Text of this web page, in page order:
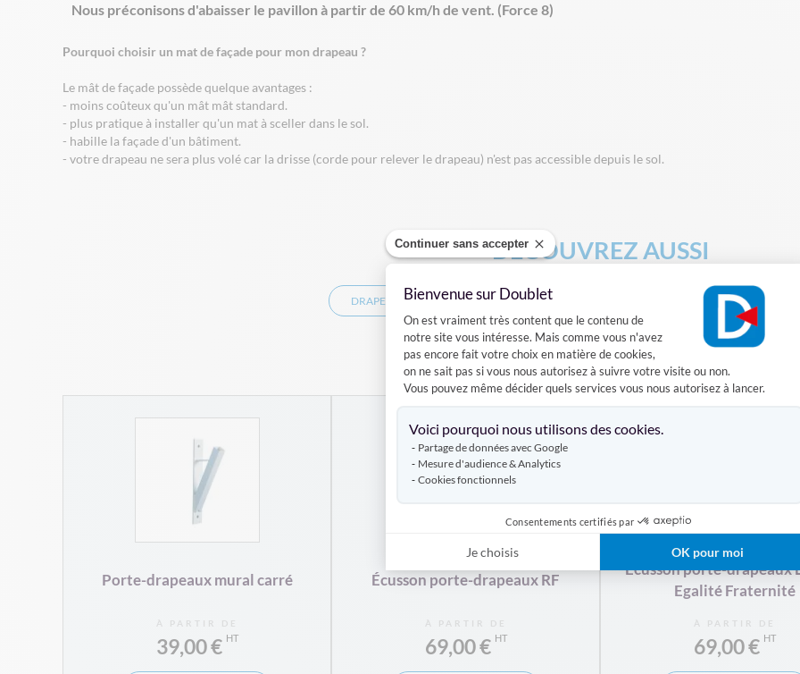
Continuer sans accepter
Bienvenue sur Doublet
Plateforme de Gestion du Consentement
On est vraiment très content que le contenu de
notre site vous intéresse. Mais comme vous n'avez
pas encore fait votre choix en matière de cookies,
on ne sait pas si vous nous autorisez à suivre votre visite ou non.
Vous pouvez même décider quels services vous nous autorisez à lancer.
Voici pourquoi nous utilisons des cookies.
Partage de données avec Google
Mesure d'audience & Analytics
Cookies fonctionnels
Consentements certifiés par
Je choisis OK pour moi
Nous préconisons d'abaisser le pavillon à partir de 60 km/h de vent. (Force 8)
Pourquoi choisir un mat de façade pour mon drapeau ?
Le mât de façade possède quelque avantages :
- moins coûteux qu'un mât mât standard.
- plus pratique à installer qu'un mat à sceller dans le sol.
- habille la façade d'un bâtiment.
- votre drapeau ne sera plus volé car la drisse (corde pour relever le drapeau) n'est pas accessible depuis le sol.
DÉCOUVREZ AUSSI
DRAPEAU DE SUPPORTERS MÂT TÉLÉSCOPIQUE POUR DRAPEAU MAT
Produits similaires
Porte-drapeaux mural carré
À PARTIR DE
39,00 €
Écusson porte-drapeaux RF
À PARTIR DE
69,00 €
Écusson porte-drapeaux
Egalité Fraternité
À PARTIR DE
69,00 €